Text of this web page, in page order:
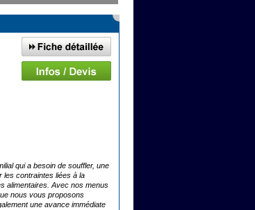
qui a besoin de souffler, une
les contraintes liées à la
alimentaires. Avec nos menus
nous vous proposons
une avance immédiate